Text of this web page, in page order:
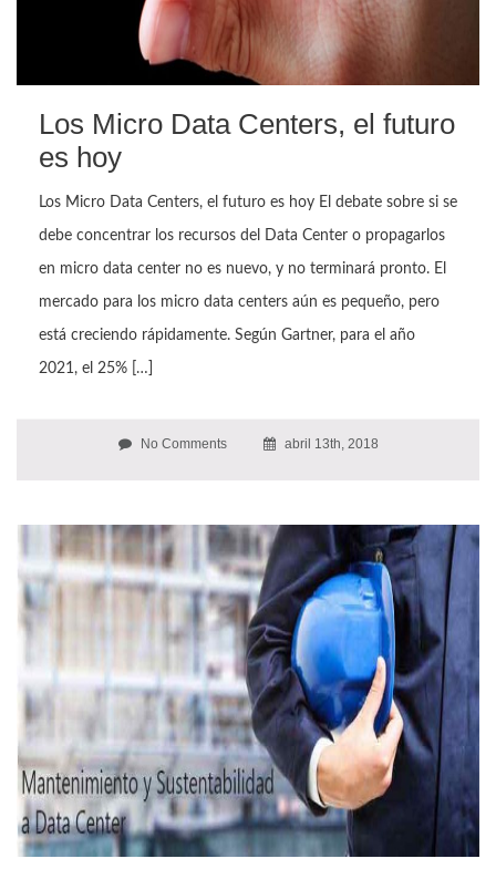
Los Micro Data Centers, el futuro
es hoy
Los Micro Data Centers, el futuro es hoy El debate sobre si se
debe concentrar los recursos del Data Center o propagarlos
en micro data center no es nuevo, y no terminará pronto. El
mercado para los micro data centers aún es pequeño, pero
está creciendo rápidamente. Según Gartner, para el año
2021, el 25% […]
No Comments abril 13th, 2018